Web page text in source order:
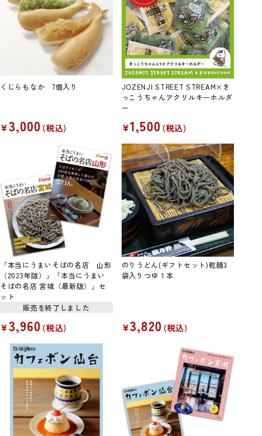
くじらもなか 7個入り
¥3,000 税込
JOZENJI STREET STREAM×き
っこうちゃんアクリルキーホルダ
ー
¥1,500 税込
「本当にうまいそばの名店 山形
（2023年版）」「本当にうまい
そばの名店 宮城（最新版）」セ
ット
販売を終了しました
¥3,960 税込
のりうどん(ギフトセット)乾麺3
袋入りつゆ１本
¥3,820 税込